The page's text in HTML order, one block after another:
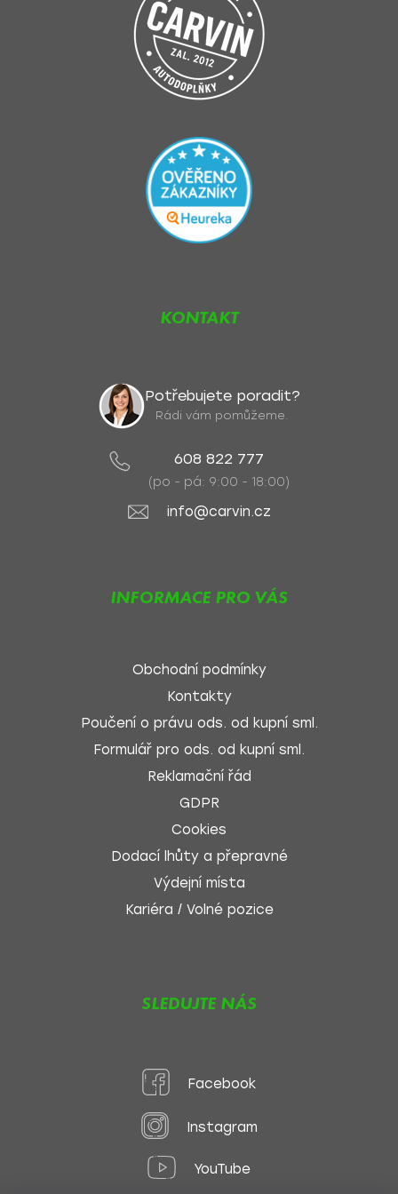
KONTAKT
Potřebujete poradit?
Rádi vám pomůžeme.
608 822 777
(po - pá: 9:00 - 18:00)
info@carvin.cz
INFORMACE PRO VÁS
Obchodní podmínky
Kontakty
Poučení o právu ods. od kupní sml.
Formulář pro ods. od kupní sml.
Reklamační řád
GDPR
Cookies
Dodací lhůty a přepravné
Výdejní místa
Kariéra / Volné pozice
SLEDUJTE NÁS
Facebook
Instagram
YouTube